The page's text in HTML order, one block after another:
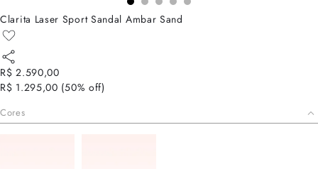
Clarita Laser Sport Sandal Ambar Sand
R$ 2.590,00
R$ 1.295,00 (50% off)
Cores